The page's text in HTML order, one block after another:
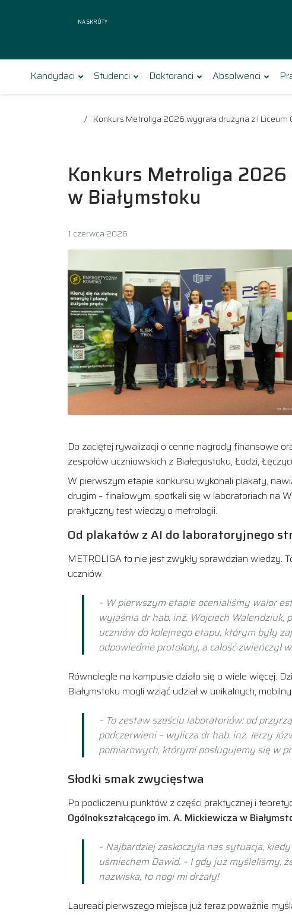
Na skróty
Kandydaci Studenci Doktoranci Absolwenci
Konkurs Metroliga 2026 wygrała drużyna z I Liceum
Konkurs Metroliga 2026
w Białymstoku
1 czerwca 2026
Do zaciętej rywalizacji o cenne nagrody finansowe
zespołów uczniowskich z Białegostoku, Łodzi,
W pierwszym etapie konkursu wykonali plakaty,
drugim – finałowym, spotkali się w laboratoriach na
praktyczny test wiedzy o metrologii.
Od plakatów z AI do laboratoryjnego
METROLIGA to nie jest zwykły sprawdzian
uczniów.
– W pierwszym etapie ocenialiśmy walor
wyjaśnia dr hab. inż. Wojciech Walendziuk,
uczniów do kolejnego etapu, którym były
odpowiednie protokoły, a całość
Równolegle na kampusie działo się o wiele więcej.
Białymstoku mogli wziąć udział w unikalnych,
– To zestaw sześciu laboratoriów: od
podczerwieni – wylicza dr hab. inż. Jerzy
pomiarowych, którymi posługujemy się w
Słodki smak zwycięstwa
Po podliczeniu punktów z części praktycznej i
Ogólnokształcącego im. A. Mickiewicza w
– Najbardziej zaskoczyła nas sytuacja,
uśmiechem Dawid. – I gdy już myśleliśmy,
nazwiska, to nogi mi drżały!
Laureaci pierwszego miejsca już teraz poważnie